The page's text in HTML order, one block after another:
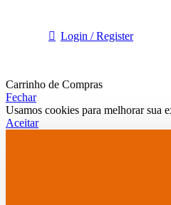
Login / Register
Carrinho de Compras
Fechar
Usamos cookies para melhorar sua
Aceitar